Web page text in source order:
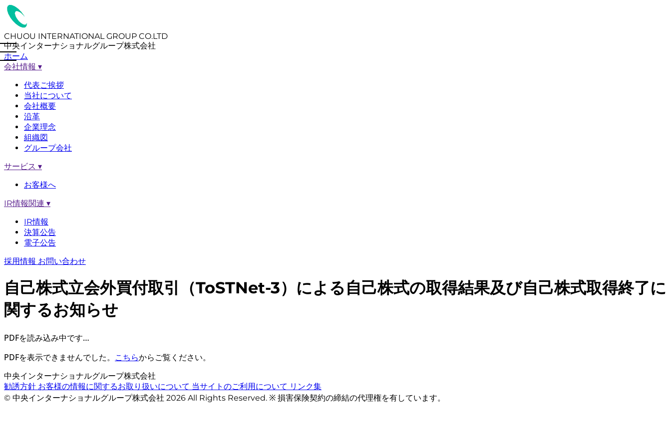
CHUOU INTERNATIONAL GROUP CO.LTD
中央インターナショナルグループ株式会社
ホーム
会社情報 ▾
代表ご挨拶
当社について
会社概要
沿革
企業理念
組織図
グループ会社
サービス ▾
お客様へ
IR情報関連 ▾
IR情報
決算公告
電子公告
採用情報 お問い合わせ
自己株式立会外買付取引（ToSTNet-3）による自己株式の取得結果及び自己株式取得終了に
関するお知らせ
PDFを読み込み中です…
PDFを表示できませんでした。 こちらからご覧ください。
中央インターナショナルグループ株式会社
勧誘方針 お客様の情報に関するお取り扱いについて 当サイトのご利用について リンク集
© 中央インターナショナルグループ株式会社 2026 All Rights Reserved. ※ 損害保険契約の締結の代理権を有しています。